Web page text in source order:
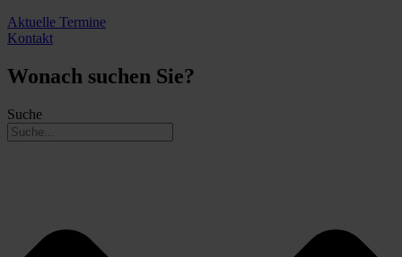
Aktuelle Termine
Kontakt
Wonach suchen Sie?
Suche